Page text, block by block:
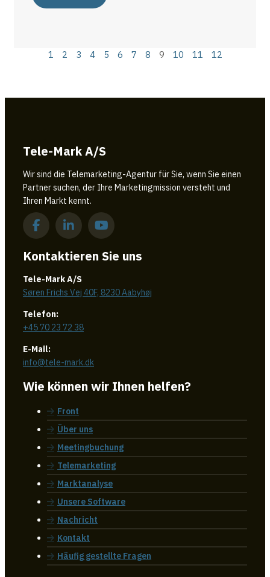
1 2 3 4 5 6 7 8 9 10 11 12
Tele-Mark A/S
Wir sind die Telemarketing-Agentur für Sie, wenn Sie einen
Partner suchen, der Ihre Marketingmission versteht und
Ihren Markt kennt.
Kontaktieren Sie uns
Tele-Mark A/S
Søren Frichs Vej 40F, 8230 Aabyhøj
Telefon:
+45 70 23 72 38
E-Mail:
info@tele-mark.dk
Wie können wir Ihnen helfen?
Front
Über uns
Meetingbuchung
Telemarketing
Marktanalyse
Unsere Software
Nachricht
Kontakt
Häufig gestellte Fragen